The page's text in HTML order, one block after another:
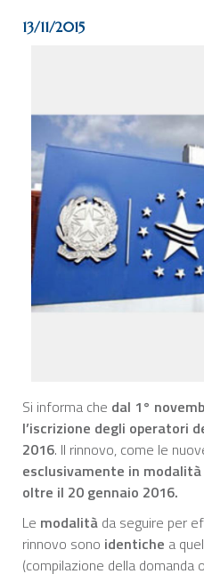
13/11/2015
Si informa che dal 1°
l’iscrizione degli operatori
2016. Il rinnovo, come le
esclusivamente in
oltre il 20 gennaio 2016.
Le modalità da seguire per
rinnovo sono identiche a
(compilazione della